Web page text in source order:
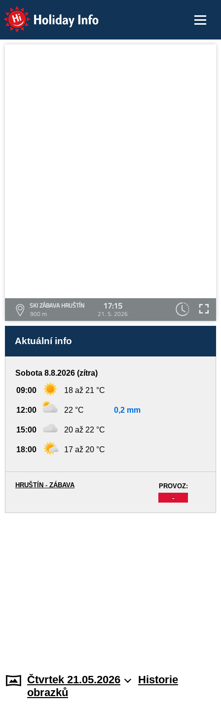
Holiday Info
SKI ZÁBAVA HRUŠTÍN
900 m
17:15
21. 5. 2026
Aktuální info
Sobota 8.8.2026 (zítra)
09:00 18 až 21 °C
12:00 22 °C 0,2 mm
15:00 20 až 22 °C
18:00 17 až 20 °C
PROVOZ:
-
HRUŠTÍN - ZÁBAVA
Čtvrtek 21.05.2026
Historie
obrazků